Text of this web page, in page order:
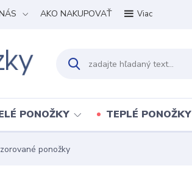
AKO NAKUPOVAŤ Viac
PONOŽKY TEPLÉ PONOŽKY
ponožky